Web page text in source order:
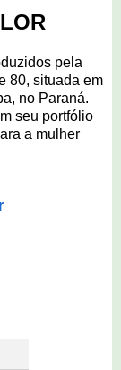
pela
80, situada em
no Paraná.
seu portfólio
a mulher